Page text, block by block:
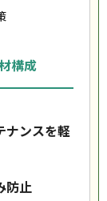
構成
ナンスを軽
防止